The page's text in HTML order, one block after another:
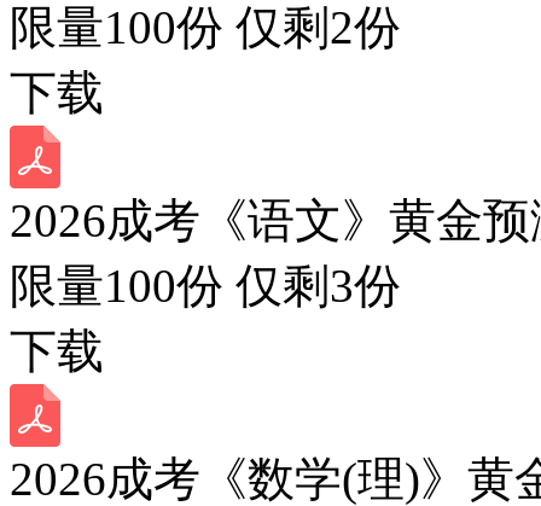
限量100份 仅剩 2份
下载
2026成考《语文》黄金
限量100份 仅剩 3份
下载
2026成考《数学(理)》黄